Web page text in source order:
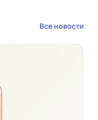
Все новости